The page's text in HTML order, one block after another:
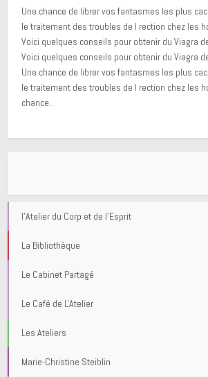
Une chance de librer vos fantasmes les plus
le traitement des troubles de l rection chez les
Voici quelques conseils pour obtenir du Viagra
Voici quelques conseils pour obtenir du Viagra
Une chance de librer vos fantasmes les plus
le traitement des troubles de l rection chez les
chance..
l'Atelier du Corp et de l'Esprit
La Bibliothèque
Le Cabinet Partagé
Le Café de L'Atelier
Les Ateliers
Marie-Christine Steiblin